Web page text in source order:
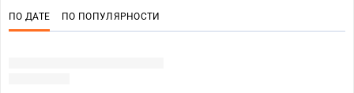
ПО ДАТЕ ПО ПОПУЛЯРНОСТИ